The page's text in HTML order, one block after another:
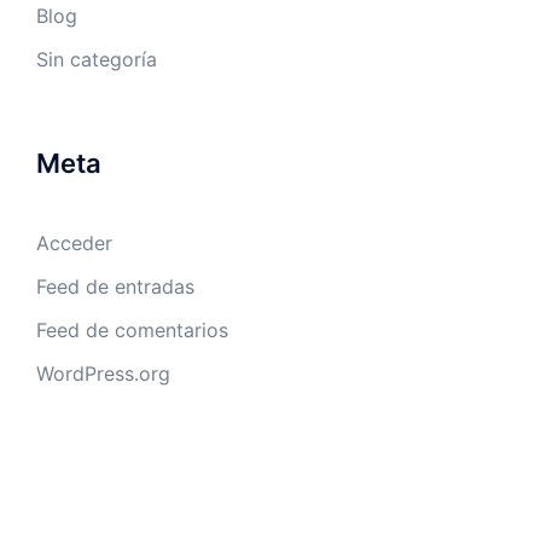
Blog
Sin categoría
Meta
Acceder
Feed de entradas
Feed de comentarios
WordPress.org